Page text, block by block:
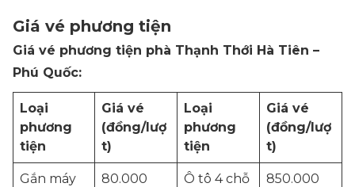
Giá vé phương tiện
Giá vé phương tiện phà Thạnh Thới Hà Tiên –
Phú Quốc:
Loại
phương
tiện
Giá vé
(đồng/lượ
t)
Loại
phương
tiện
Giá vé
(đồng/lượ
t)
Gắn máy 80.000 Ô tô 4 chỗ 850.000